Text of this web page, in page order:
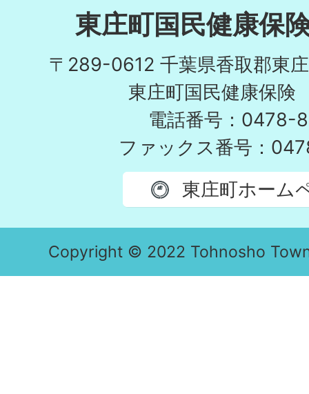
東庄町国民健康保
〒289-0612 千葉県香取郡東
東庄町国民健康保
電話番号：0478-
ファックス番号：
東庄町ホーム
Copyright © 2022 Tohnosho